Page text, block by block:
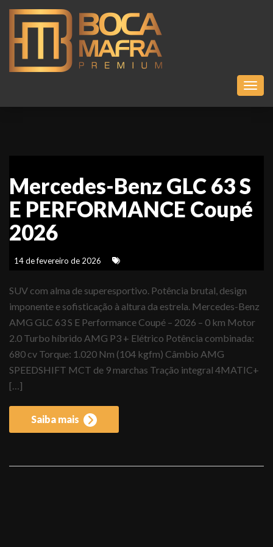
Mercedes-Benz GLC 63 S
E PERFORMANCE Coupé
2026
14 de fevereiro de 2026
SUV com alma de superesportivo. Potência brutal, design
imponente e sofisticação à altura da estrela. Mercedes-Benz
AMG GLC 63 S E Performance Coupé – 2026 – 0 km Motor
2.0 Turbo híbrido AMG P3 + Elétrico Potência combinada:
680 cv Torque: 1.020 Nm (104 kgfm) Câmbio AMG
SPEEDSHIFT MCT de 9 marchas Tração integral 4MATIC+
[…]
Saiba mais